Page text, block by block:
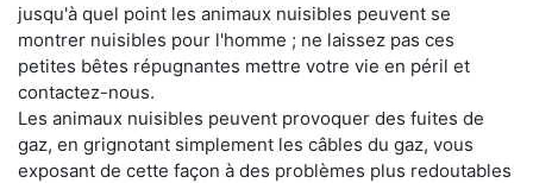
jusqu'à quel point les animaux nuisibles peuvent se
montrer nuisibles pour l'homme ; ne laissez pas ces
petites bêtes répugnantes mettre votre vie en péril et
contactez-nous.
Les animaux nuisibles peuvent provoquer des fuites de
gaz, en grignotant simplement les câbles du gaz, vous
exposant de cette façon à des problèmes plus redoutables